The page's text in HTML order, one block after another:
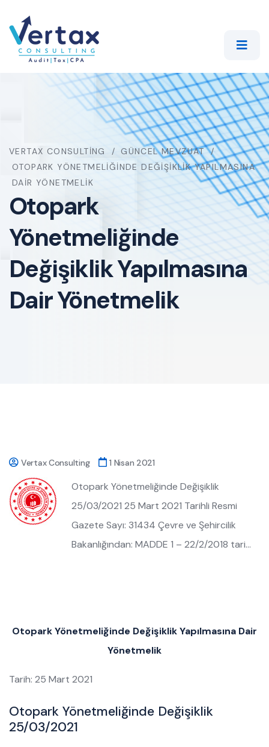
VERTAX CONSULTING
GÜNCEL MEVZUAT
OTOPARK YÖNETMELIĞINDE DEĞIŞIKLIK YAPILMASINA
DAIR YÖNETMELIK
Otopark
Yönetmeliğinde
Değişiklik Yapılmasına
Dair Yönetmelik
Vertax Consulting 1 Nisan 2021
Otopark Yönetmeliğinde Değişiklik
25/03/2021 25 Mart 2021 Tarihli Resmi
Gazete Sayı: 31434 Çevre ve Şehircilik
Bakanlığından: MADDE 1 – 22/2/2018 tari…
Otopark Yönetmeliğinde Değişiklik Yapılmasına Dair
Yönetmelik
Tarih: 25 Mart 2021
Otopark Yönetmeliğinde Değişiklik
25/03/2021